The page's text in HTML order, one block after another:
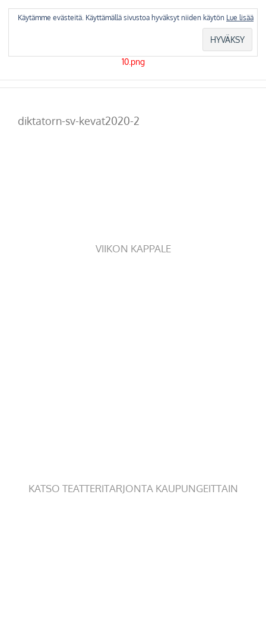
diktatorn-sv-kevat2020-2
VIIKON KAPPALE
KATSO TEATTERITARJONTA KAUPUNGEITTAIN
Käytämme evästeitä. Käyttämällä sivustoa hyväksyt niiden käytön Lue lisää